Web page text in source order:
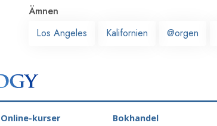
Ämnen
Los Angeles
Kalifornien @orgen
Online-kurser Bokhandel